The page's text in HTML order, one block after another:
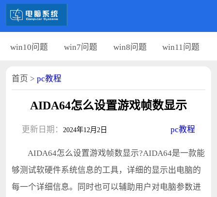
win10问题 win7问题 win8问题 win11问题
首页 > pc教程
AIDA64怎么设置游戏帧数显示
更新日期： 2024年12月2日 pc教程
AIDA64怎么设置游戏帧数显示?AIDA64是一款能
够测试软硬件系统信息的工具，详细的显示出电脑的
每一个详细信息。同时也可以辅助用户对电脑参数进